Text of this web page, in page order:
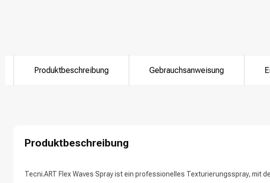
Produktbeschreibung Gebrauchsanweisung
Produktbeschreibung
Tecni.ART Flex Waves Spray ist ein professionelles Texturierungsspray, mit